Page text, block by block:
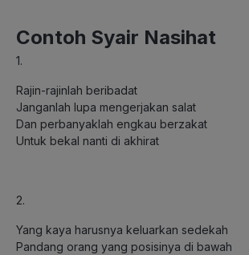
Contoh Syair Nasihat
1.
Rajin-rajinlah beribadat
Janganlah lupa mengerjakan salat
Dan perbanyaklah engkau berzakat
Untuk bekal nanti di akhirat
2.
Yang kaya harusnya keluarkan sedekah
Pandang orang yang posisinya di bawah